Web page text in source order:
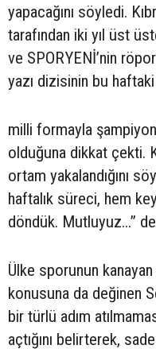
yapacağını söyledi.
tarafından iki yıl üst
ve SPORYENİ’nin
yazı dizisinin bu
milli formayla
olduğuna dikkat çekti.
ortam yakalandığını
haftalık süreci, hem
döndük. Mutluyuz...”
Ülke sporunun
konusuna da değinen
bir türlü adım
açtığını belirterek,